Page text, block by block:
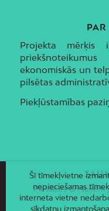
Projekta mērķis
ekonomiskās un
pilsētas
Piekļūstamības
Piesakies un
Šī tīmekļvietne
nepieciešamas
interneta vietne
sīkdatņu